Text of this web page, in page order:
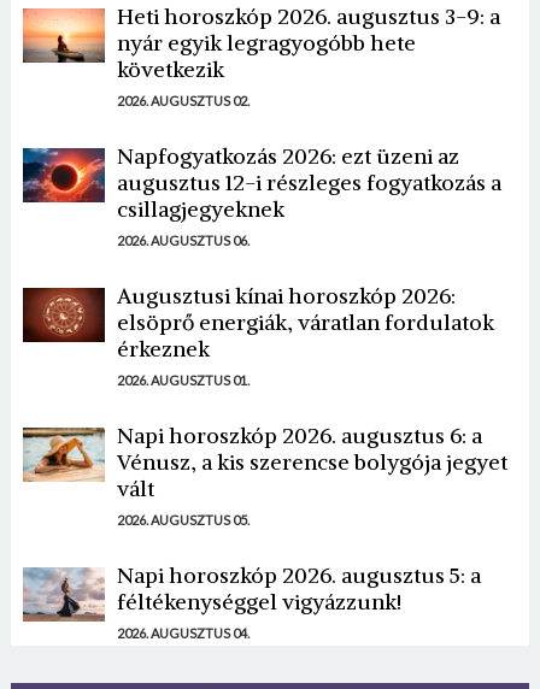
Heti horoszkóp 2026. augusztus 3-9: a
nyár egyik legragyogóbb hete
következik
2026. AUGUSZTUS 02.
Napfogyatkozás 2026: ezt üzeni az
augusztus 12-i részleges fogyatkozás a
csillagjegyeknek
2026. AUGUSZTUS 06.
Augusztusi kínai horoszkóp 2026:
elsöprő energiák, váratlan fordulatok
érkeznek
2026. AUGUSZTUS 01.
Napi horoszkóp 2026. augusztus 6: a
Vénusz, a kis szerencse bolygója jegyet
vált
2026. AUGUSZTUS 05.
Napi horoszkóp 2026. augusztus 5: a
féltékenységgel vigyázzunk!
2026. AUGUSZTUS 04.